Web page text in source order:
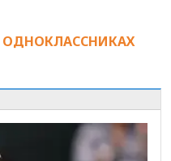
ОДНОКЛАССНИКАХ